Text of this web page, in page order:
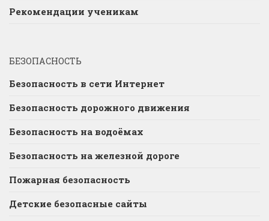
Рекомендации ученикам
БЕЗОПАСНОСТЬ
Безопасность в сети Интернет
Безопасность дорожного движения
Безопасность на водоёмах
Безопасность на железной дороге
Пожарная безопасность
Детские безопасные сайты